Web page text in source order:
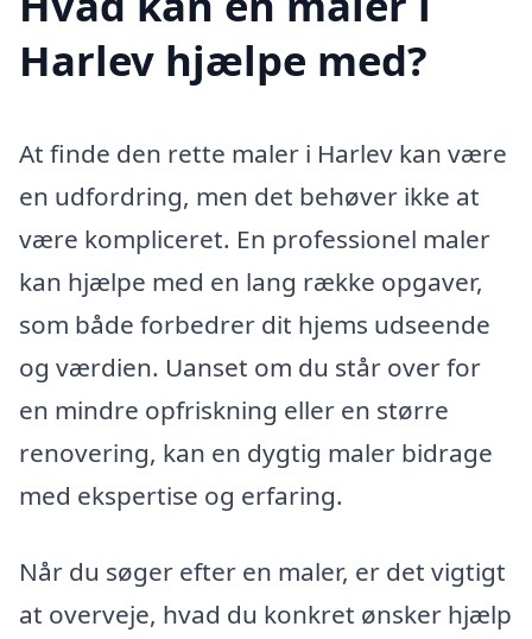
Harlev hjælpe med?
At finde den rette maler i Harlev kan være
en udfordring, men det behøver ikke at
være kompliceret. En professionel maler
kan hjælpe med en lang række opgaver,
som både forbedrer dit hjems udseende
og værdien. Uanset om du står over for
en mindre opfriskning eller en større
renovering, kan en dygtig maler bidrage
med ekspertise og erfaring.
Når du søger efter en maler, er det vigtigt
at overveje, hvad du konkret ønsker hjælp